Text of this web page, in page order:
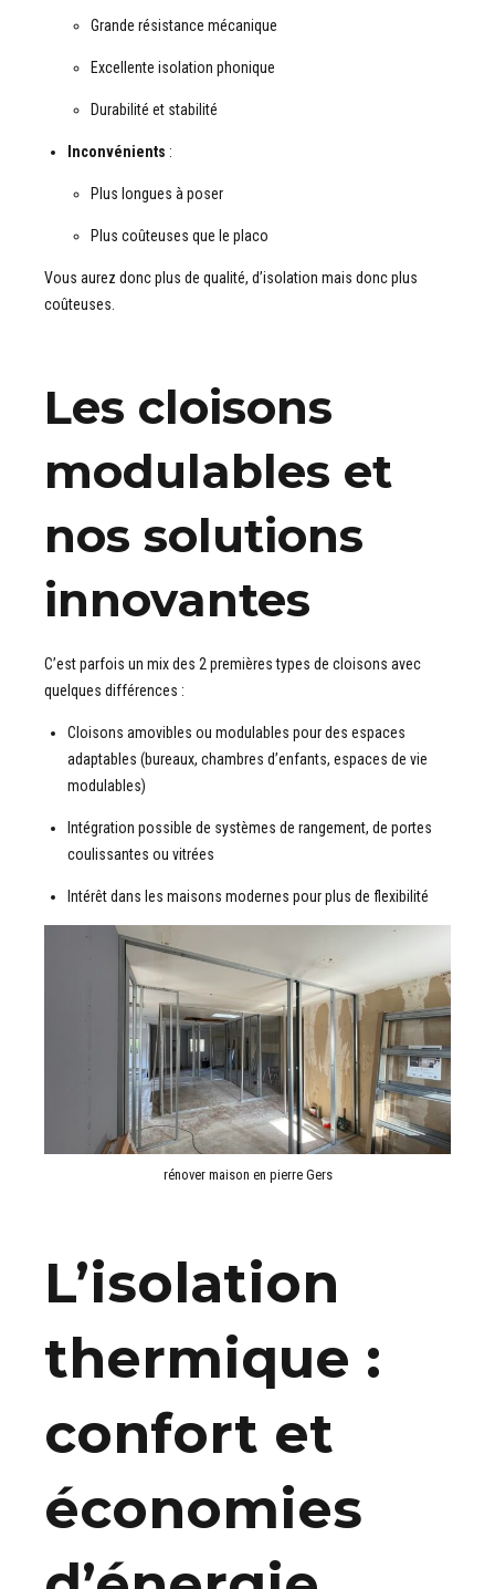
Grande résistance mécanique
Excellente isolation phonique
Durabilité et stabilité
Inconvénients :
Plus longues à poser
Plus coûteuses que le placo
Vous aurez donc plus de qualité, d’isolation mais donc plus
coûteuses.
Les cloisons
modulables et
nos solutions
innovantes
C’est parfois un mix des 2 premières types de cloisons avec
quelques différences :
Cloisons amovibles ou modulables pour des espaces
adaptables (bureaux, chambres d’enfants, espaces de vie
modulables)
Intégration possible de systèmes de rangement, de portes
coulissantes ou vitrées
Intérêt dans les maisons modernes pour plus de flexibilité
rénover maison en pierre Gers
L’isolation
thermique :
confort et
économies